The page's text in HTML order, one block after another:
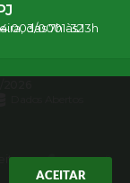
ACEITAR
das 7h às 13h
0001-32